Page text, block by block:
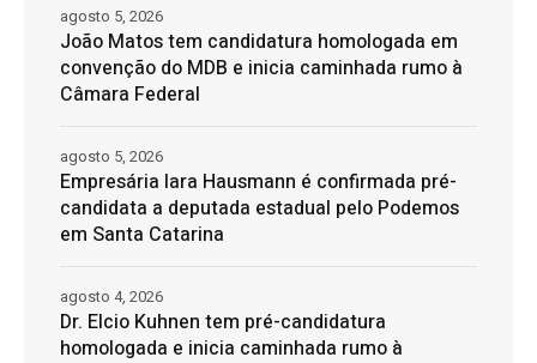
João Matos tem candidatura homologada em
convenção do MDB e inicia caminhada rumo à
Câmara Federal
agosto 5, 2026
Empresária Iara Hausmann é confirmada pré-
candidata a deputada estadual pelo Podemos
em Santa Catarina
agosto 5, 2026
Dr. Elcio Kuhnen tem pré-candidatura
homologada e inicia caminhada rumo à
agosto 4, 2026